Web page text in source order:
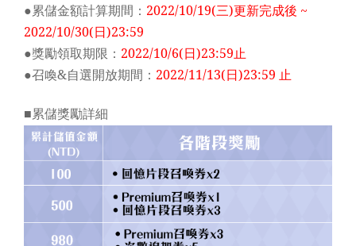
●累儲金額計算期間： 2022/10/19(三)更新完成後 ~
2022/10/30(日)23:59
●獎勵領取期限： 2022/10/6(日)23:59止
●召喚&自選開放期間： 2022/11/13(日)23:59 止
■累儲獎勵詳細